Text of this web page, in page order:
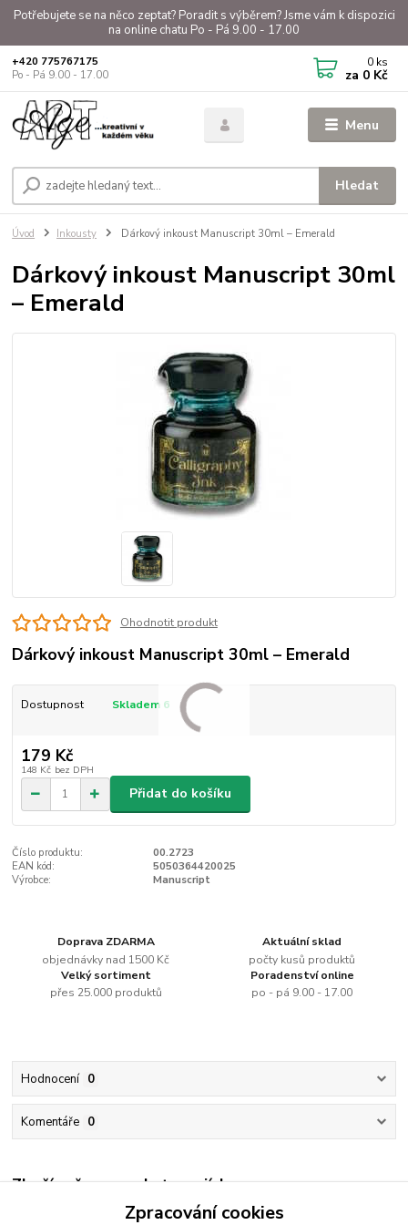
Potřebujete se na něco zeptat? Poradit s výběrem? Jsme vám k dispozici
na online chatu Po - Pá 9.00 - 17.00
Menu
Hledat
+420 775767175
Po - Pá 9.00 - 17.00
0 ks
za 0 Kč
Úvod Inkousty Dárkový inkoust Manuscript 30ml – Emerald
Dárkový inkoust Manuscript 30ml
– Emerald
Ohodnotit produkt
Dárkový inkoust Manuscript 30ml – Emerald
Dostupnost Skladem 6
179 Kč
148 Kč bez DPH
Přidat do košíku
Číslo produktu:
00.2723
EAN kód:
5050364420025
Výrobce:
Manuscript
Doprava ZDARMA
objednávky nad 1500 Kč
Aktuální sklad
počty kusů produktů
Velký sortiment
přes 25.000 produktů
Poradenství online
po - pá 9.00 - 17.00
Hodnocení 0
Komentáře 0
Zboží zařazeno v kategoriích
Zpracování cookies